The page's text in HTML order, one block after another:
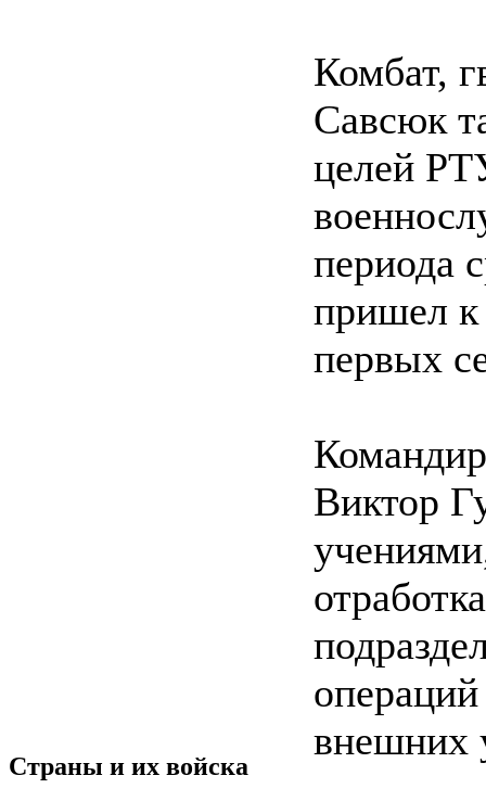
Страны и их войска
Комбат,
Савсюк
целей
периода
пришел к
первых
Виктор
внешних